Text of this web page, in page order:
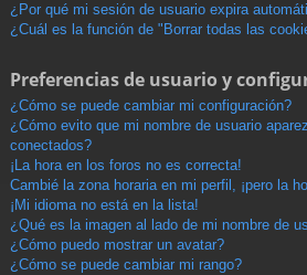
¿Por qué mi sesión de usuario expira
¿Cuál es la función de "Borrar todas las
Preferencias de usuario y
¿Cómo se puede cambiar mi configuración?
¿Cómo evito que mi nombre de usuario
conectados?
¡La hora en los foros no es correcta!
Cambié la zona horaria en mi perfil, ¡pero la
¡Mi idioma no está en la lista!
¿Qué es la imagen al lado de mi nombre de
¿Cómo puedo mostrar un avatar?
¿Cómo se puede cambiar mi rango?